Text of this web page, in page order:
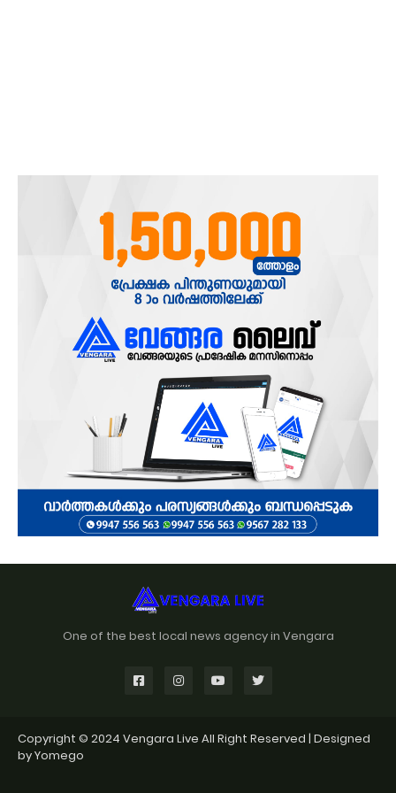
One of the best local news agency in Vengara
Copyright © 2024 Vengara Live All Right Reserved | Designed
byYomego